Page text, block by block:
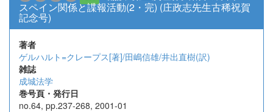
スペイン関係と諜報活動(2・完) (庄政志先生古稀祝賀
記念号)
著者
ゲルハルト=クレープス[著]/田嶋信雄/井出直樹(訳)
雑誌
成城法学
巻号頁・発行日
no.64, pp.237-268, 2001-01